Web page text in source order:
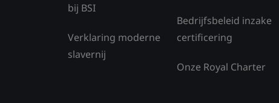
bij BSI
Verklaring moderne
slavernij
Bedrijfsbeleid inzake
certificering
Onze Royal Charter